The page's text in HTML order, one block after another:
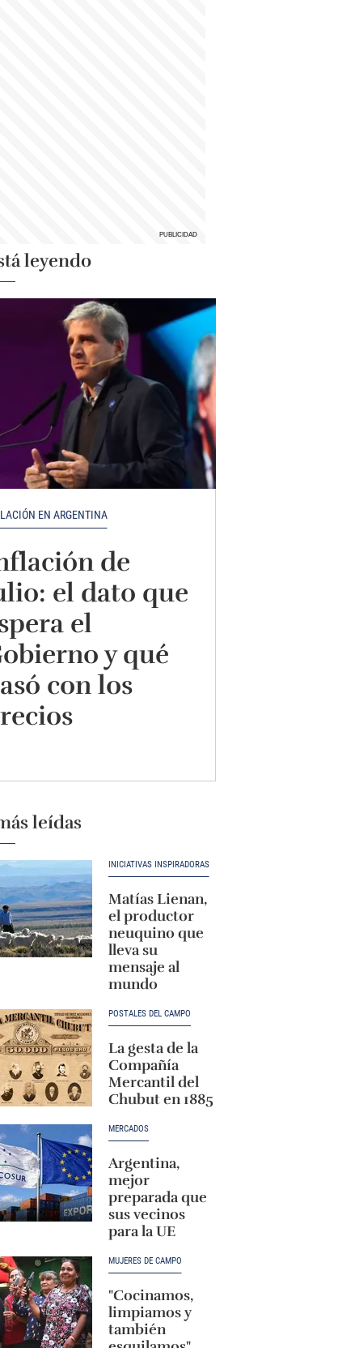
leyendo
EN ARGENTINA
de
el dato que
el
y qué
con los
leídas
INICIATIVAS INSPIRADORAS
Matías Lienan,
el productor
neuquino que
lleva su
mensaje al
mundo
POSTALES DEL CAMPO
La gesta de la
Compañía
Mercantil del
Chubut en 1885
MERCADOS
Argentina,
mejor
preparada que
sus vecinos
para la UE
MUJERES DE CAMPO
"Cocinamos,
limpiamos y
también